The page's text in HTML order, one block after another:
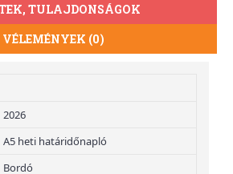
TULAJDONSÁGOK
VÉLEMÉNYEK (0)
2026
A5 heti határidőnapló
Bordó